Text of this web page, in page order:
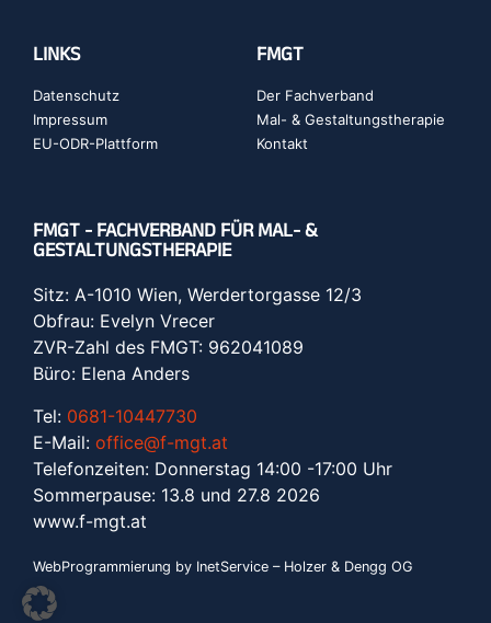
LINKS
Datenschutz
Impressum
EU-ODR-Plattform
FMGT
Der Fachverband
Mal- & Gestaltungstherapie
Kontakt
FMGT - FACHVERBAND FÜR MAL- &
GESTALTUNGSTHERAPIE
Sitz: A-1010 Wien, Werdertorgasse 12/3
Obfrau: Evelyn Vrecer
ZVR-Zahl des FMGT: 962041089
Büro: Elena Anders
Tel: 0681-10447730
E-Mail: office@f-mgt.at
Telefonzeiten: Donnerstag 14:00 -17:00 Uhr
Sommerpause: 13.8 und 27.8 2026
www.f-mgt.at
WebProgrammierung by InetService – Holzer & Dengg OG